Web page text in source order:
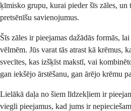
ķīmisko grupu, kurai pieder šīs zāles, un
pretsēnīšu savienojumus.
Šīs zāles ir pieejamas dažādās formās,
vēlmēm. Jūs varat tās atrast kā krēmus,
svecītes, kas izšķīst makstī, vai
gan iekšējo ārstēšanu, gan ārējo krēmu
Lielākā daļa no šiem līdzekļiem ir
viegli pieejamus, kad jums ir